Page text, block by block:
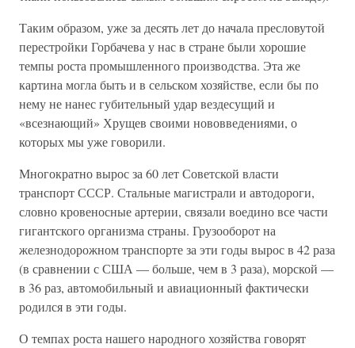
Таким образом, уже за десять лет до начала пресловутой
перестройки Горбачева у нас в стране были хорошие
темпы роста промышленного производства. Эта же
картина могла быть и в сельском хозяйстве, если бы по
нему не нанес губительный удар вездесущий и
«всезнающий» Хрущев своими нововведениями, о
которых мы уже говорили.
Многократно вырос за 60 лет Советской власти
транспорт СССР. Стальные магистрали и автодороги,
словно кровеносные артерии, связали воедино все части
гигантского организма страны. Грузооборот на
железнодорожном транспорте за эти годы вырос в 42 раза
(в сравнении с США — больше, чем в 3 раза), морской —
в 36 раз, автомобильный и авиационный фактически
родился в эти годы.
О темпах роста нашего народного хозяйства говорят